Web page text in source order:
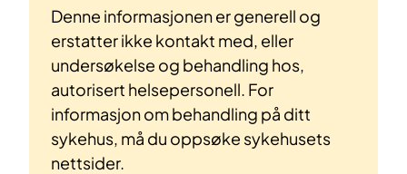
Denne informasjonen er generell og
erstatter ikke kontakt med, eller
undersøkelse og behandling hos,
autorisert helsepersonell. For
informasjon om behandling på ditt
sykehus, må du oppsøke sykehusets
nettsider.